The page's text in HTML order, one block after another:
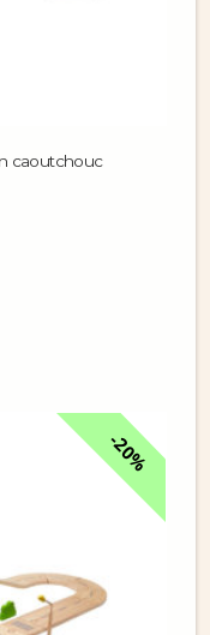
caoutchouc
20%